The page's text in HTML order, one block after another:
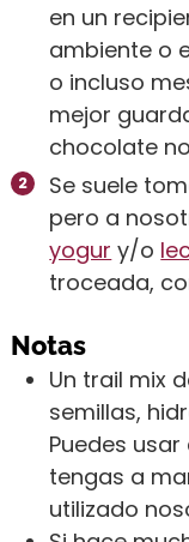
en un
ambiente o
o incluso
mejor
chocolate
Se suele
pero a
yogur y/o
troceada,
Notas
Un trail mix
semillas,
Puedes
tengas a
utilizado